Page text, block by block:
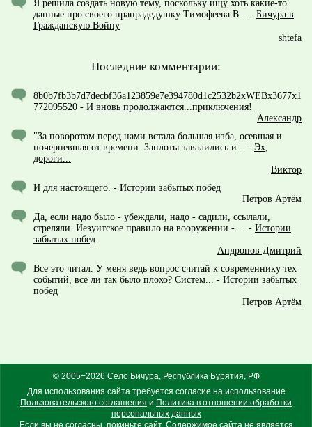
Я решила создать новую тему, поскольку ищу хоть какие-то
данные про своего прапрадедушку Тимофеева В...
- Бичура в
Гражданскую Войну
shtefa
Последние комментарии:
8b0b7fb3b7d7decbf36a123859e7e394780d1c2532b2xWEBx3677x1
772095520 - И вновь продолжаются...приключения!
Александр
"За поворотом перед нами встала большая изба, осевшая и
почерневшая от времени. Заплоты завалились и...
- Эх,
дороги...
Виктор
И для настоящего. - Истории забытых побед
Петров Артём
Да, если надо было - убеждали, надо - садили, ссылали,
стреляли. Иезуитское правило на вооружении - ...
- Истории
забытых побед
Андронов Дмитрий
Все это читал. У меня ведь вопрос считай к современнику тех
событий, все ли так было плохо? Систем...
- Истории забытых
побед
Петров Артём
© 2005−2026 Село Бичура, Республика Бурятия, РФ
Для использования сайта требуется согласие на использование
Пользовательского соглашения и Политика в отношении обработки
персональных данных
Если вы не согласны, покиньте сайт. Содержимое сайта не является